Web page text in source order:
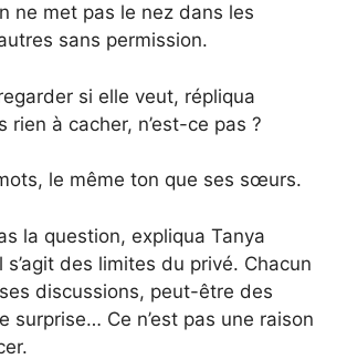
ne met pas le nez dans les
sans permission.
si elle veut, répliqua
rien à cacher, n’est-ce pas ?
le même ton que ses sœurs.
la question, expliqua Tanya
s’agit des limites du privé. Chacun
discussions, peut-être des
surprise… Ce n’est pas une raison